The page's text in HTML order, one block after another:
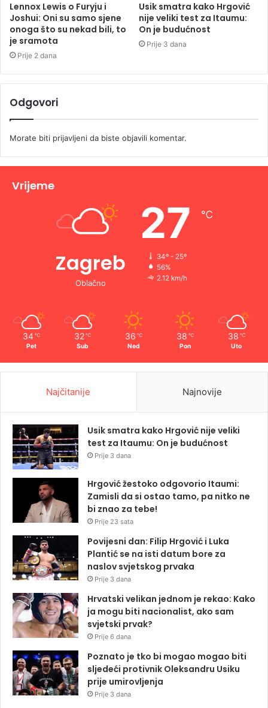
Lennox Lewis o Furyju i
Joshui: Oni su samo sjene
onoga što su nekad bili, to
je sramota
Prije 2 dana
Usik smatra kako Hrgović
nije veliki test za Itaumu:
On je budućnost
Prije 3 dana
Odgovori
Morate biti prijavljeni da biste objavili komentar.
Vrijeme
Zagreb
Oblačno
27 ℃
34º - 25º
56%
2.12 km/h
34 ℃
Pet
32 ℃
Sub
36 ℃
Ned
38 ℃
Pon
38 ℃
Uto
Najčitanije Najnovije
Usik smatra kako Hrgović nije veliki
test za Itaumu: On je budućnost
Prije 3 dana
Hrgović žestoko odgovorio Itaumi:
Zamisli da si ostao tamo, pa nitko ne
bi znao za tebe!
Prije 23 sata
Povijesni dan: Filip Hrgović i Luka
Plantić se na isti datum bore za
naslov svjetskog prvaka
Prije 3 dana
Hrvatski velikan jednom je rekao: Kako
ja mogu biti nacionalist, ako sam
svjetski prvak?
Prije 6 dana
Poznato je tko bi mogao mogao biti
sljedeći protivnik Oleksandru Usiku
prije umirovljenja
Prije 3 dana